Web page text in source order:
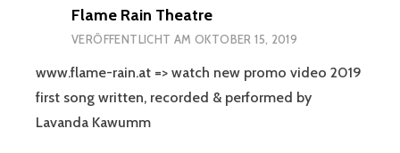
Flame Rain Theatre
VERÖFFENTLICHT AMOKTOBER 15, 2019
www.flame-rain.at => watch new promo video 2019
first song written, recorded & performed by
Lavanda Kawumm